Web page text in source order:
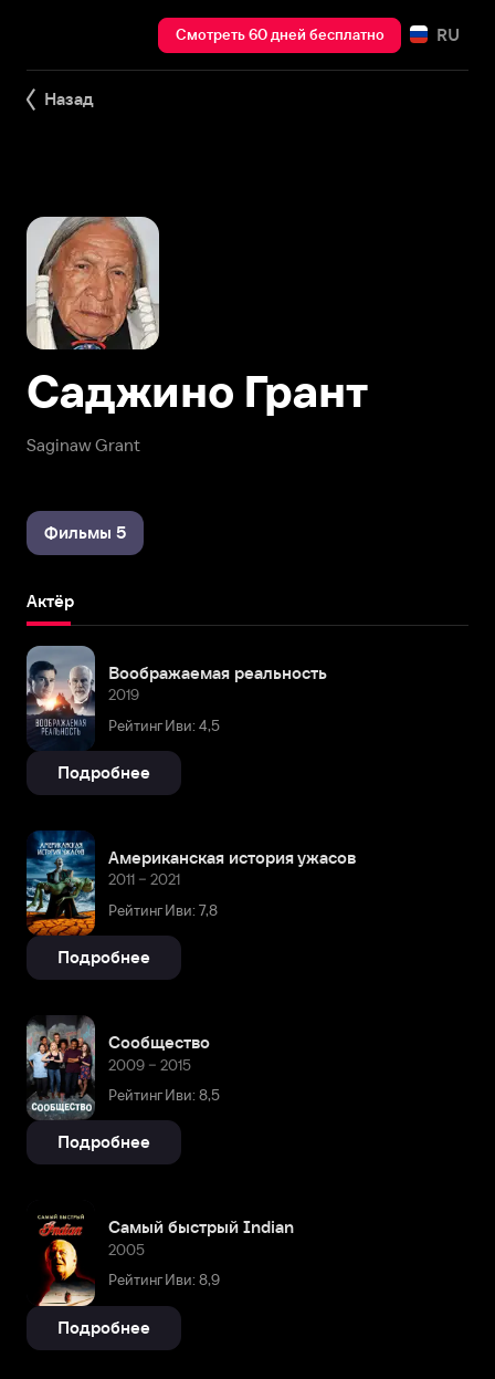
Смотреть 60 дней бесплатно RU
Назад
Saginaw Grant
Саджино Грант
Фильмы 5
Актёр
Воображаемая реальность
2019
Рейтинг Иви: 4,5
Подробнее
Американская история ужасов
2011 – 2021
Рейтинг Иви: 7,8
Подробнее
Сообщество
2009 – 2015
Рейтинг Иви: 8,5
Подробнее
Самый быстрый Indian
2005
Рейтинг Иви: 8,9
Подробнее